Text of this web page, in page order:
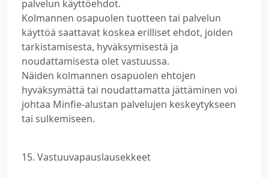
palvelun käyttöehdot.
Kolmannen osapuolen tuotteen tai palvelun
käyttöä saattavat koskea erilliset ehdot, joiden
tarkistamisesta, hyväksymisestä ja
noudattamisesta olet vastuussa.
Näiden kolmannen osapuolen ehtojen
hyväksymättä tai noudattamatta jättäminen voi
johtaa Minfie-alustan palvelujen keskeytykseen
tai sulkemiseen.
15. Vastuuvapauslausekkeet